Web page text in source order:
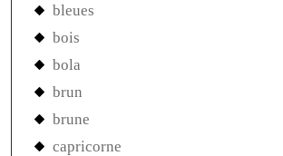
bleues
bois
bola
brun
brune
capricorne